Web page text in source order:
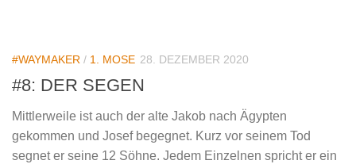
#WAYMAKER / 1. MOSE 28. DEZEMBER 2020
#8: DER SEGEN
Mittlerweile ist auch der alte Jakob nach Ägypten
gekommen und Josef begegnet. Kurz vor seinem Tod
segnet er seine 12 Söhne. Jedem Einzelnen spricht er ein